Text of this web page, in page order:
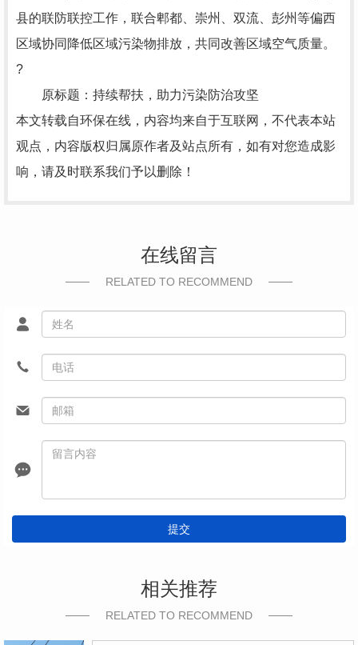
县的联防联控工作，联合郫都、崇州、双流、彭州等偏西
区域协同降低区域污染物排放，共同改善区域空气质量。
?
原标题：持续帮扶，助力污染防治攻坚
本文转载自环保在线，内容均来自于互联网，不代表本站
观点，内容版权归属原作者及站点所有，如有对您造成影
响，请及时联系我们予以删除！
在线留言
RELATED TO RECOMMEND
提交
相关推荐
RELATED TO RECOMMEND